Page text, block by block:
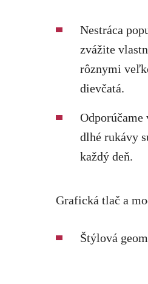
Nestráca
zvážite
rôznymi
dievčatá.
dlhé rukávy
každý deň.
Grafická tlač a
Štýlová